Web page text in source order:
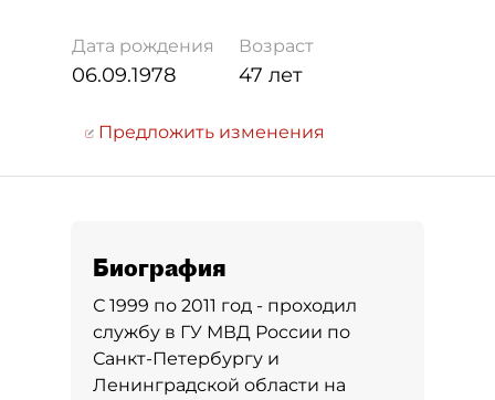
Дата рождения
06.09.1978
Возраст
47 лет
Предложить изменения
Биография
С 1999 по 2011 год - проходил
службу в ГУ МВД России по
Санкт-Петербургу и
Ленинградской области на